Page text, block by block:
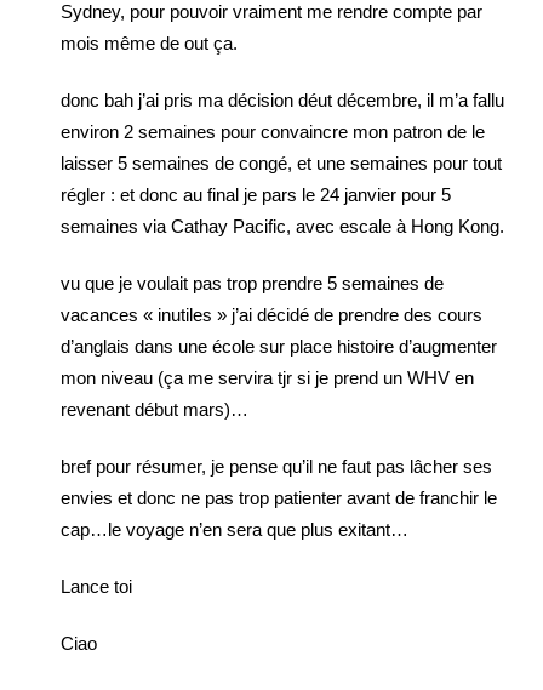
Sydney, pour pouvoir vraiment me rendre compte par
mois même de out ça.
donc bah j’ai pris ma décision déut décembre, il m’a fallu
environ 2 semaines pour convaincre mon patron de le
laisser 5 semaines de congé, et une semaines pour tout
régler : et donc au final je pars le 24 janvier pour 5
semaines via Cathay Pacific, avec escale à Hong Kong.
vu que je voulait pas trop prendre 5 semaines de
vacances « inutiles » j’ai décidé de prendre des cours
d’anglais dans une école sur place histoire d’augmenter
mon niveau (ça me servira tjr si je prend un WHV en
revenant début mars)…
bref pour résumer, je pense qu’il ne faut pas lâcher ses
envies et donc ne pas trop patienter avant de franchir le
cap…le voyage n’en sera que plus exitant…
Lance toi
Ciao